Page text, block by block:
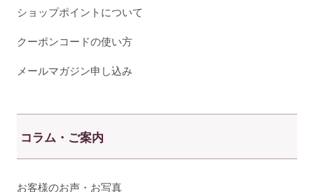
ショップポイントについて
クーポンコードの使い方
メールマガジン申し込み
コラム・ご案内
お客様のお声・お写真